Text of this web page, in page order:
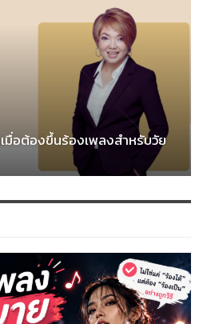
มื่อต้องขึ้นร้องเพลงสำหรับวัย